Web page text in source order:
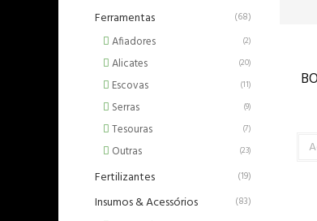
Ferramentas
(68)
Afiadores (2)
Alicates (20)
Escovas (11)
Serras (9)
Tesouras (7)
Outras (23)
Fertilizantes (19)
Insumos & Acessórios (83)